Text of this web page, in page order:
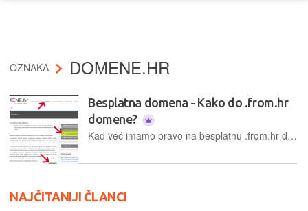
OZNAKA DOMENE.HR
Besplatna domena - Kako do .from.hr
domene?
Kad već imamo pravo na besplatnu .from.hr domenu, zašto ne iskoristiti to pravo?
NAJČITANIJI ČLANCI